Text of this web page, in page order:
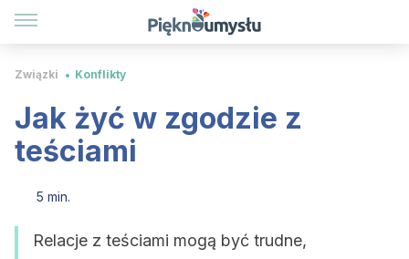
Związki Konflikty
Jak żyć w zgodzie z
teściami
5 min.
Relacje z teściami mogą być trudne,